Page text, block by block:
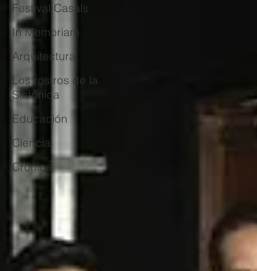
Festival Casals
In Memoriam
Arquitectura
Los rostros de la
Sinfónica
Educación
Ciencia
Crónica